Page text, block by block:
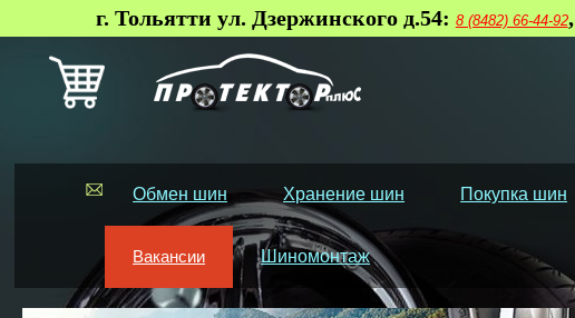
г. Тольятти ул. Дзержинского д.54: 8 (8482) 66-44-92,
Обмен шин Хранение шин Покупка шин
Вакансии Шиномонтаж